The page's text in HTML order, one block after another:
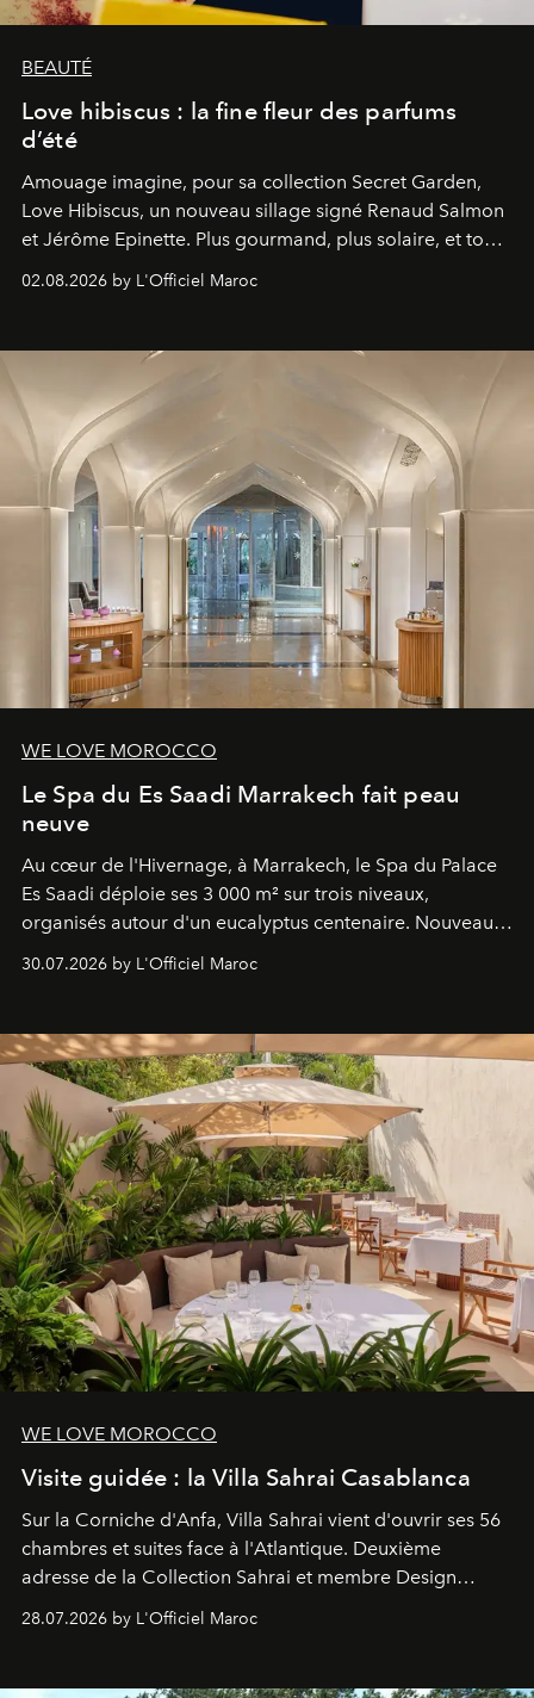
BEAUTÉ
Love hibiscus : la fine fleur des parfums
d’été
Amouage imagine, pour sa collection Secret Garden,
Love Hibiscus, un nouveau sillage signé Renaud Salmon
et Jérôme Epinette. Plus gourmand, plus solaire, et tout
à fait irrésistible.
02.08.2026 by L'Officiel Maroc
WE LOVE MOROCCO
Le Spa du Es Saadi Marrakech fait peau
neuve
Au cœur de l'Hivernage, à Marrakech, le Spa du Palace
Es Saadi déploie ses 3 000 m² sur trois niveaux,
organisés autour d'un eucalyptus centenaire. Nouveau
Lobby Bien-Être et Beauté, exclusivité mondiale en
neuro-cosmétique, parcours thermal et studio dédié au
entièreté, entre science des émotions et rituels
reposants.
30.07.2026 by L'Officiel Maroc
WE LOVE MOROCCO
Visite guidée : la Villa Sahrai Casablanca
Sur la Corniche d'Anfa, Villa Sahrai vient d'ouvrir ses 56
chambres et suites face à l'Atlantique. Deuxième
adresse de la Collection Sahrai et membre Design
Hotels, ce boutique-hôtel cinq étoiles signé Christophe
Pillet promet un lieu de vie complet. On y a déjeuné…
28.07.2026 by L'Officiel Maroc